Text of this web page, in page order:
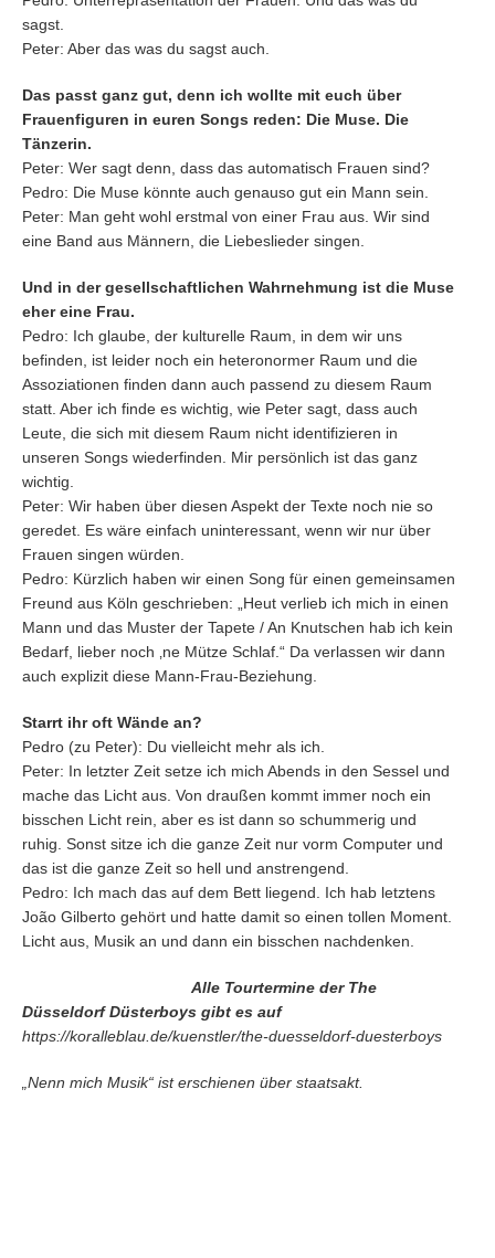
sagst.
Peter: Aber das was du sagst auch.
Das passt ganz gut, denn ich wollte mit euch über
Frauenfiguren in euren Songs reden: Die Muse. Die
Tänzerin.
Peter: Wer sagt denn, dass das automatisch Frauen sind?
Pedro: Die Muse könnte auch genauso gut ein Mann sein.
Peter: Man geht wohl erstmal von einer Frau aus. Wir sind
eine Band aus Männern, die Liebeslieder singen.
Und in der gesellschaftlichen Wahrnehmung ist die Muse
eher eine Frau.
Pedro: Ich glaube, der kulturelle Raum, in dem wir uns
befinden, ist leider noch ein heteronormer Raum und die
Assoziationen finden dann auch passend zu diesem Raum
statt. Aber ich finde es wichtig, wie Peter sagt, dass auch
Leute, die sich mit diesem Raum nicht identifizieren in
unseren Songs wiederfinden. Mir persönlich ist das ganz
wichtig.
Peter: Wir haben über diesen Aspekt der Texte noch nie so
geredet. Es wäre einfach uninteressant, wenn wir nur über
Frauen singen würden.
Pedro: Kürzlich haben wir einen Song für einen gemeinsamen
Freund aus Köln geschrieben: „Heut verlieb ich mich in einen
Mann und das Muster der Tapete / An Knutschen hab ich kein
Bedarf, lieber noch ‚ne Mütze Schlaf.“ Da verlassen wir dann
auch explizit diese Mann-Frau-Beziehung.
Starrt ihr oft Wände an?
Pedro (zu Peter): Du vielleicht mehr als ich.
Peter: In letzter Zeit setze ich mich Abends in den Sessel und
mache das Licht aus. Von draußen kommt immer noch ein
bisschen Licht rein, aber es ist dann so schummerig und
ruhig. Sonst sitze ich die ganze Zeit nur vorm Computer und
das ist die ganze Zeit so hell und anstrengend.
Pedro: Ich mach das auf dem Bett liegend. Ich hab letztens
João Gilberto gehört und hatte damit so einen tollen Moment.
Licht aus, Musik an und dann ein bisschen nachdenken.
Alle Tourtermine der The
Düsseldorf Düsterboys gibt es auf
https://koralleblau.de/kuenstler/the-duesseldorf-duesterboys
„Nenn mich Musik“ ist erschienen über staatsakt.